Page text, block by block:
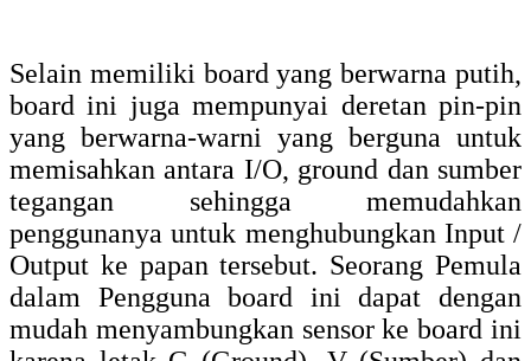
Selain memiliki board yang berwarna putih,
board ini juga mempunyai deretan pin-pin
yang berwarna-warni yang berguna untuk
memisahkan antara I/O, ground dan sumber
tegangan sehingga memudahkan
penggunanya untuk menghubungkan Input /
Output ke papan tersebut. Seorang Pemula
dalam Pengguna board ini dapat dengan
mudah menyambungkan sensor ke board ini